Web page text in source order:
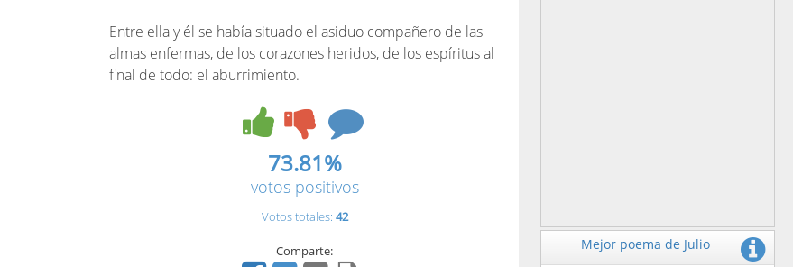
Entre ella y él se había situado el asiduo compañero de las
almas enfermas, de los corazones heridos, de los espíritus al
final de todo: el aburrimiento.
73.81%
votos positivos
Votos totales: 42
Comparte: Mejor poema de Julio